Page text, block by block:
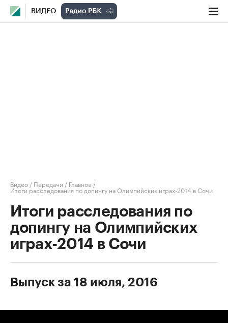
ВИДЕО
Видео / Передачи / Главное /
Итоги расследования по допингу на Олимпийских играх-2014 в Сочи
Итоги расследования по
допингу на Олимпийских
играх-2014 в Сочи
Выпуск за 18 июля, 2016